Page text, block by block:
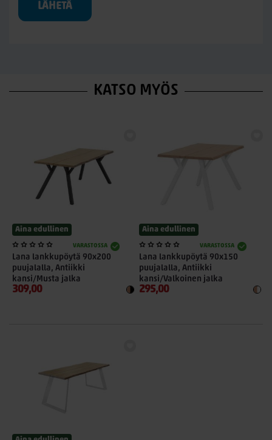
LÄHETÄ
KATSO MYÖS
Aina edullinen
VARASTOSSA
Lana lankkupöytä 90x200
puujalalla, Antiikki
kansi/Musta jalka
309,00
Aina edullinen
VARASTOSSA
Lana lankkupöytä 90x150
puujalalla, Antiikki
kansi/Valkoinen jalka
295,00